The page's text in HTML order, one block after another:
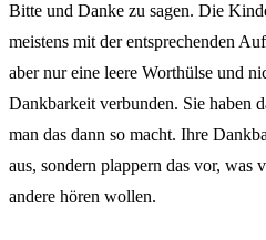
Bitte und Danke zu sagen. Die
meistens mit der entsprechenden
aber nur eine leere Worthülse und
Dankbarkeit verbunden. Sie haben
man das dann so macht. Ihre
aus, sondern plappern das vor,
andere hören wollen.